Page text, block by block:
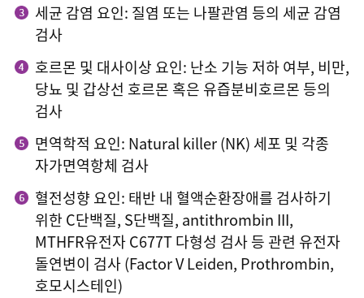
남성난임
난임바로알기
주사안내
세균 감염 요인: 질염 또는 나팔관염 등의 세균 감염
검사
호르몬 및 대사이상 요인: 난소 기능 저하 여부, 비만,
당뇨 및 갑상선 호르몬 혹은 유즙분비호르몬 등의
검사
면역학적 요인: Natural killer (NK) 세포 및 각종
자가면역항체 검사
혈전성향 요인: 태반 내 혈액순환장애를 검사하기
위한 C단백질, S단백질, antithrombin III,
MTHFR유전자 C677T 다형성 검사 등 관련 유전자
돌연변이 검사 (Factor V Leiden, Prothrombin,
호모시스테인)